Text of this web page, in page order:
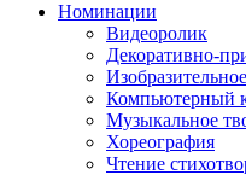
Номинации
Видеоролик
Декоративно-
Компьютерный
Музыкальное
Хореография
Чтение